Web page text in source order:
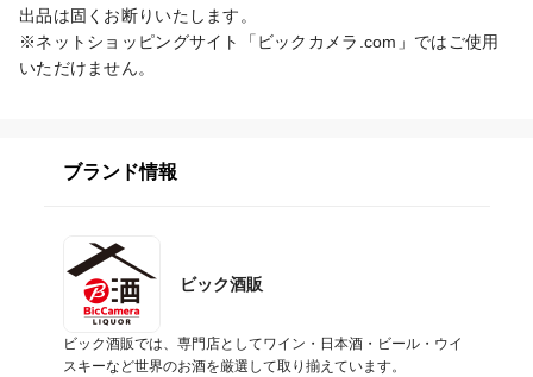
出品は固くお断りいたします。
※ネットショッピングサイト「ビックカメラ.com」ではご使用
いただけません。
ブランド情報
ビック酒販
ビック酒販では、専門店としてワイン・日本酒・ビール・ウイ
スキーなど世界のお酒を厳選して取り揃えています。